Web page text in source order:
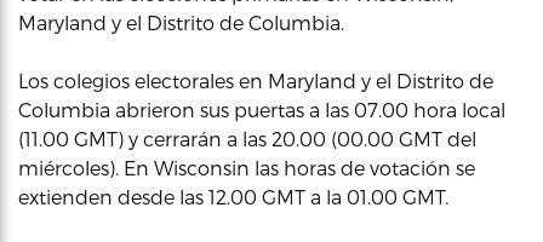
Maryland y el Distrito de Columbia.
Los colegios electorales en Maryland y el Distrito de
Columbia abrieron sus puertas a las 07.00 hora local
(11.00 GMT) y cerrarán a las 20.00 (00.00 GMT del
miércoles). En Wisconsin las horas de votación se
extienden desde las 12.00 GMT a la 01.00 GMT.